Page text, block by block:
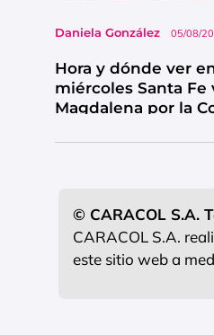
Daniela González 05/08/
Hora y dónde ver
miércoles Santa Fe
Magdalena por la
© CARACOL S.A.
CARACOL S.A.
este sitio web a